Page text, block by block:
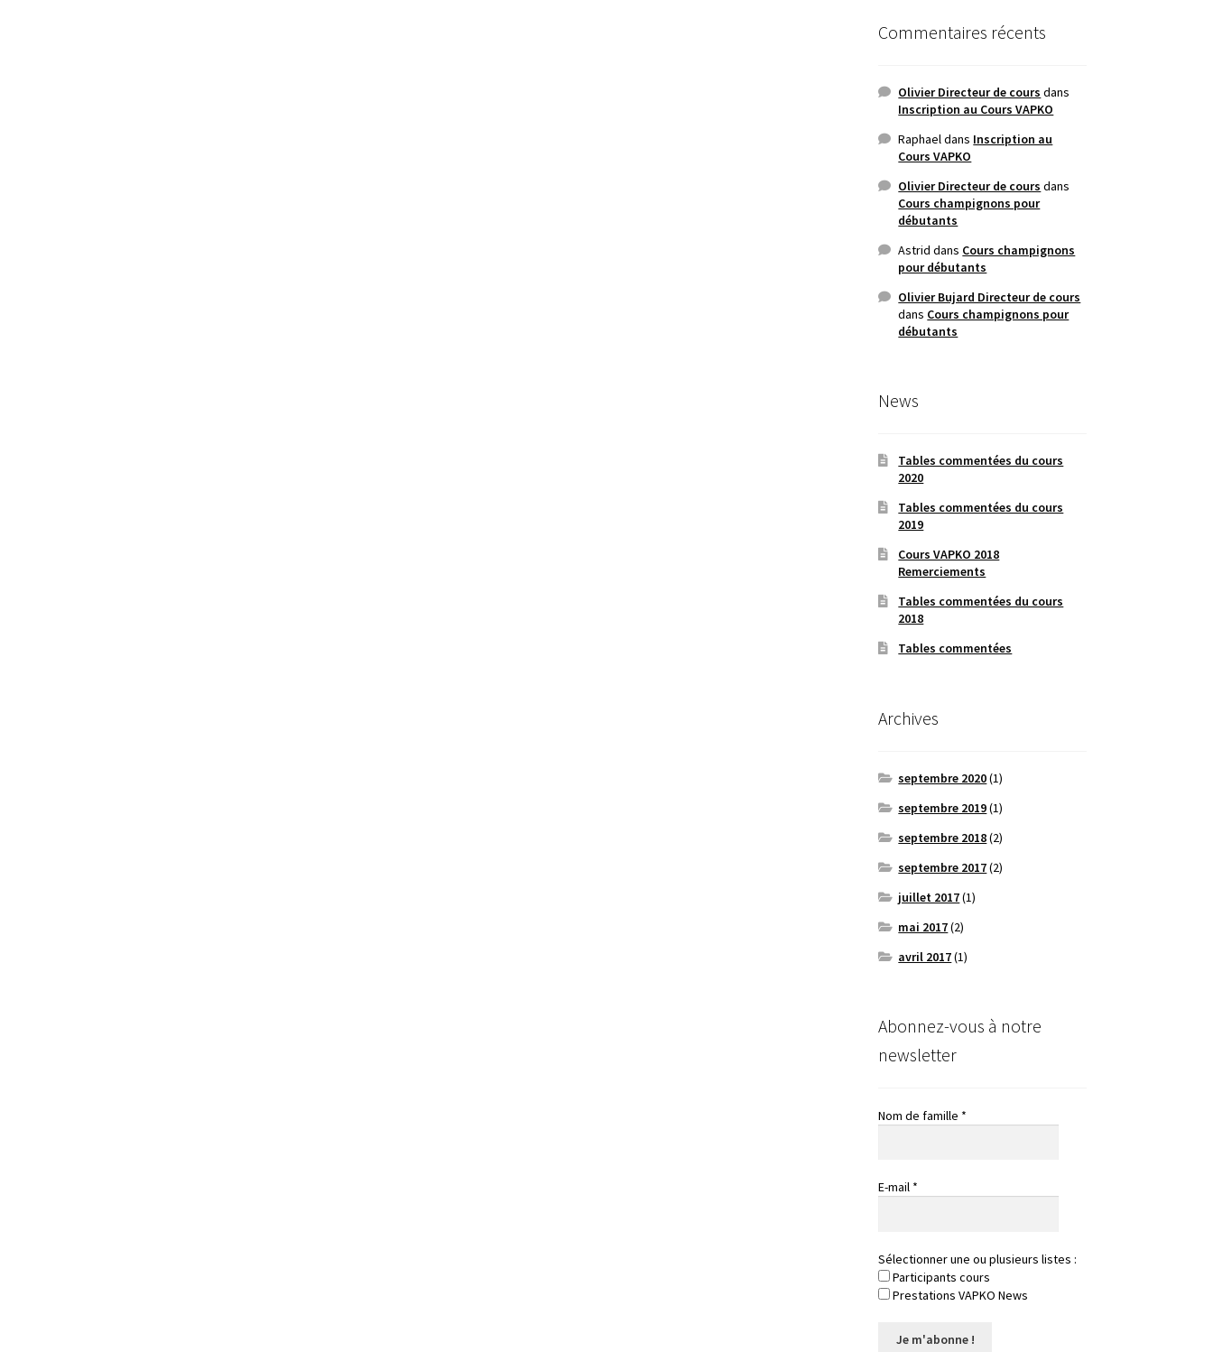
Commentaires récents
Olivier Directeur de cours dans
Inscription au Cours VAPKO
Raphael dans Inscription au
Cours VAPKO
Olivier Directeur de cours dans
Cours champignons pour
débutants
Astrid dans Cours champignons
pour débutants
Olivier Bujard Directeur de cours
dans Cours champignons pour
débutants
News
Tables commentées du cours
2020
Tables commentées du cours
2019
Cours VAPKO 2018
Remerciements
Tables commentées du cours
2018
Tables commentées
Archives
septembre 2020(1)
septembre 2019(1)
septembre 2018(2)
septembre 2017(2)
juillet 2017(1)
mai 2017(2)
avril 2017(1)
Abonnez-vous à notre
newsletter
Nom de famille *
E-mail *
Sélectionner une ou plusieurs listes :
Participants cours
Prestations VAPKO News